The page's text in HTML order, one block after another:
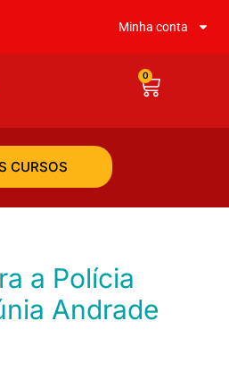
Minha conta
0
CURSOS
Andrade